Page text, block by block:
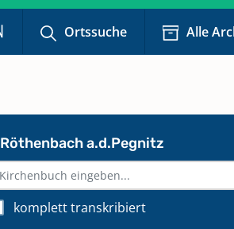
Ortssuche Alle
Röthenbach a.d.Pegnitz
komplett transkribiert
Keine verfügbaren Digitalisate
Taufen 1963 - 1976
Keine verfügbaren Digitalisate